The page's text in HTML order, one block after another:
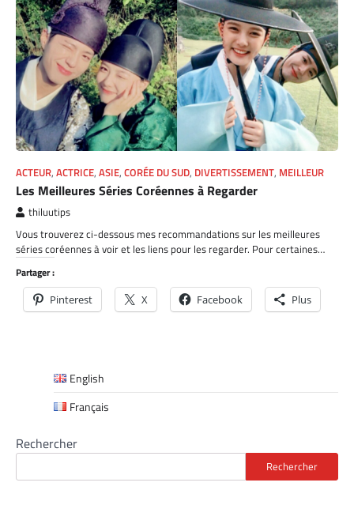
ACTEUR, ACTRICE, ASIE, CORÉE DU SUD, DIVERTISSEMENT, MEILLEUR
Les Meilleures Séries Coréennes à Regarder
thiluutips
Vous trouverez ci-dessous mes recommandations sur les meilleures
séries coréennes à voir et les liens pour les regarder. Pour certaines…
Partager :
Pinterest X Facebook Plus
English
Français
Rechercher
Rechercher